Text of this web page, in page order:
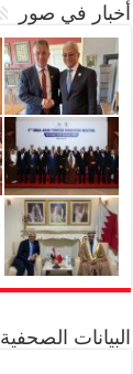
أخبار في صور
البيانات الصحفية